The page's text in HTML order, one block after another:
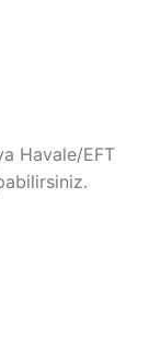
Havale/EFT